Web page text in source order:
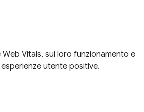
Vitals, sul loro funzionamento e
utente positive.